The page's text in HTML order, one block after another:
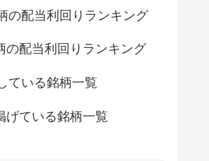
の配当利回りランキング
の配当利回りランキング
ている銘柄一覧
げている銘柄一覧